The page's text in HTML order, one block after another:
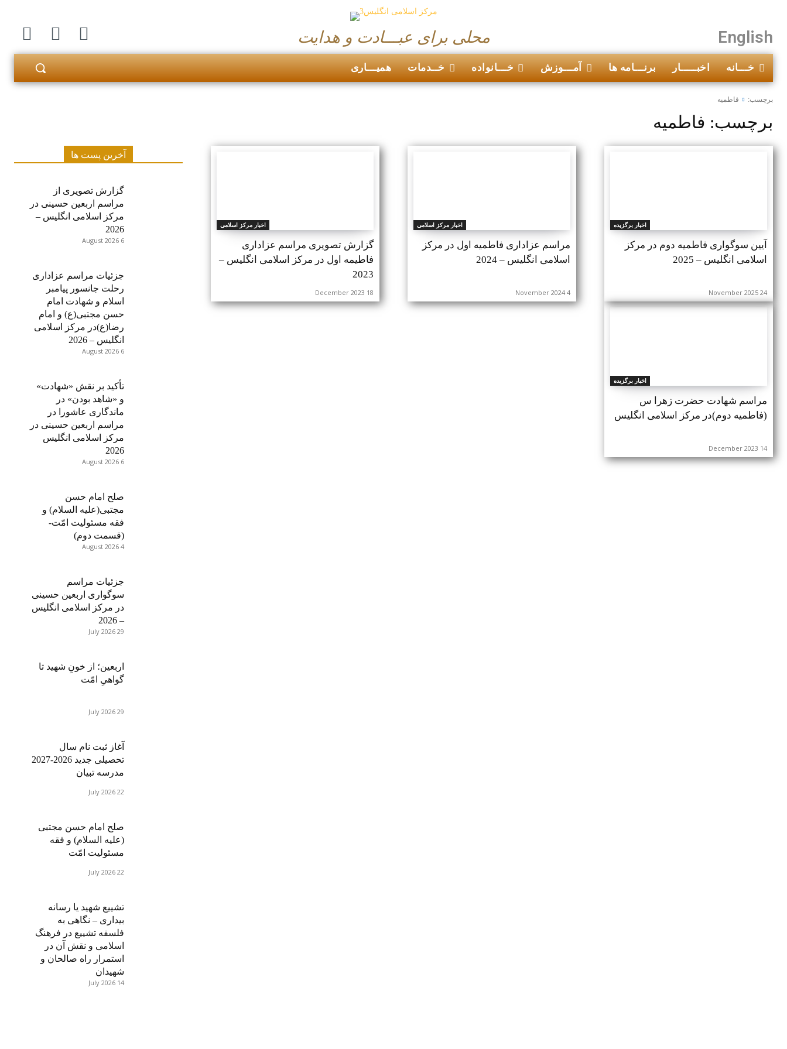
محلی برای عبـــادت و هدایت English
همیـــاری خــدمات خـــانواده آمـــوزش برنـــامه ها اخبـــــار خـــانه
برچسب: فاطمیه
برچسب: فاطمیه
آخرین پست ها
گزارش تصویری از
مراسم اربعین حسینی در
مرکز اسلامی انگلیس –
2026
6 August 2026
جزئیات مراسم عزاداری
رحلت جانسور پیامبر
اسلام و شهادت امام
حسن مجتبی(ع) و امام
رضا(ع)در مرکز اسلامی
انگلیس – 2026
6 August 2026
تأکید بر نقش «شهادت»
و «شاهد بودن» در
ماندگاری عاشورا در
مراسم اربعین حسینی در
مرکز اسلامی انگلیس
2026
6 August 2026
صلح امام حسن
مجتبی(علیه السلام) و
فقه مسئولیت امّت-
(قسمت دوم)
4 August 2026
جزئیات مراسم
سوگواری اربعین حسینی
در مرکز اسلامی انگلیس
– 2026
29 July 2026
اربعین؛ از خونِ شهید تا
گواهیِ امّت
29 July 2026
آغاز ثبت نام سال
تحصیلی جدید 2026-2027
مدرسه تبیان
22 July 2026
صلح امام حسن مجتبی
(علیه السلام) و فقه
مسئولیت امّت
22 July 2026
تشییع شهید یا رسانه
بیداری – نگاهی به
فلسفه تشییع در فرهنگ
اسلامی و نقش آن در
استمرار راه صالحان و
شهیدان
14 July 2026
اخبار برگزیده
آیین سوگواری فاطمیه دوم در مرکز
اسلامی انگلیس – 2025
24 November 2025
اخبار مرکز اسلامی
مراسم عزاداری فاطمیه اول در مرکز
اسلامی انگلیس – 2024
4 November 2024
اخبار مرکز اسلامی
گزارش تصویری مراسم عزاداری
فاطیمه اول در مرکز اسلامی انگلیس –
2023
18 December 2023
اخبار برگزیده
مراسم شهادت حضرت زهرا س
(فاطمیه دوم)در مرکز اسلامی انگلیس
14 December 2023